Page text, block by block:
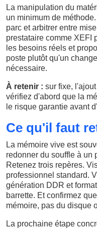
La manipulation du
un minimum de
parc et arbitrer entre
prestataire comme XEFI
les besoins réels et
poste plutôt qu'un
nécessaire.
À retenir : sur fixe,
vérifiez d'abord que la
le risque garantie avant
Ce qu'il faut
La mémoire vive est
redonner du souffle à un
Retenez trois repères.
professionnel standard.
génération DDR et
barrette. Et confirmez
mémoire, pas du disque
La prochaine étape